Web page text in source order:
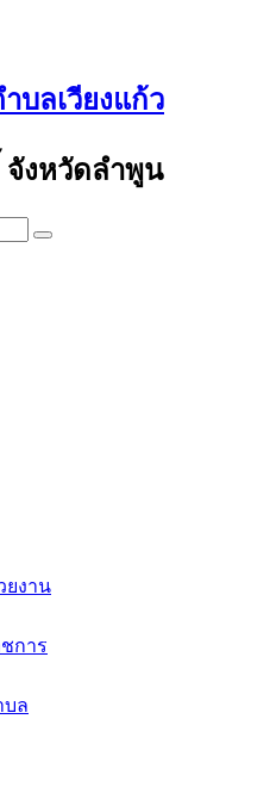
บลเวียงแก้ว
จังหวัดลำพูน
ยงาน
การ
บล